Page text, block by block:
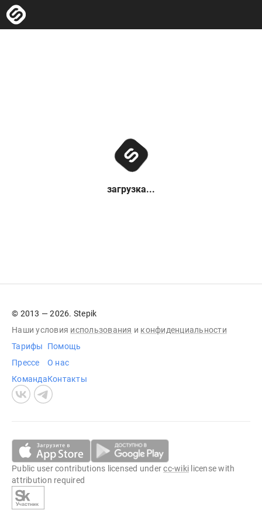
загрузка...
© 2013 — 2026. Stepik
Наши условия использования и конфиденциальности
Тарифы
Прессе
Команда
Помощь
О нас
Контакты
Public user contributions licensed undercc-wiki license with
attribution required